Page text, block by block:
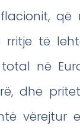
rritje të
total në
dhe
vërejtur